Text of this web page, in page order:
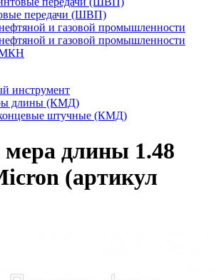
передачи (ШВП)
и газовой промышленности
и газовой промышленности
МКН
инструмент
длины (КМД)
штучные (КМД)
мера длины 1.48
(артикул